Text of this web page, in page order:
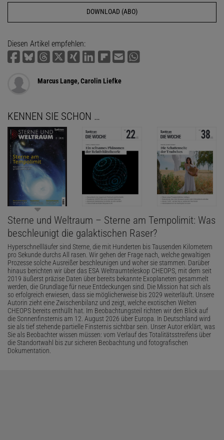
DOWNLOAD (ABO)
Diesen Artikel empfehlen:
Marcus Lange, Carolin Liefke
KENNEN SIE SCHON …
Sterne und Weltraum – Sterne am Tempolimit: Was
beschleunigt die galaktischen Raser?
Hyperschnellläufer sind Sterne, die mit Hunderten bis Tausenden Kilometern
pro Sekunde durchs All rasen. Wir gehen der Frage nach, welche gewaltigen
Prozesse solche Ausreißer beschleunigen und woher sie stammen. Darüber
hinaus berichten wir über das ESA Weltraumteleskop CHEOPS, mit dem seit
2019 äußerst präzise Daten über bereits bekannte Exoplaneten gesammelt
werden, die Grundlage für neue Entdeckungen sind. Die Mission hat sich als
so erfolgreich erwiesen, dass sie möglicherweise bis 2029 weiterläuft. Unsere
Autorin zieht eine Zwischenbilanz und zeigt, welche exotischen Welten
CHEOPS bereits enthüllt hat. Im Beobachtungsteil richten wir den Blick auf
die Sonnenfinsternis am 12. August 2026 über Europa. In Deutschland wird
sie als tief stehende partielle Finsternis sichtbar sein. Unser Autor erklärt, was
Sie als Beobachter wissen müssen: vom Verlauf des Totalitätsstreifens über
die Standortwahl bis zur sicheren Beobachtung und fotografischen
Dokumentation.